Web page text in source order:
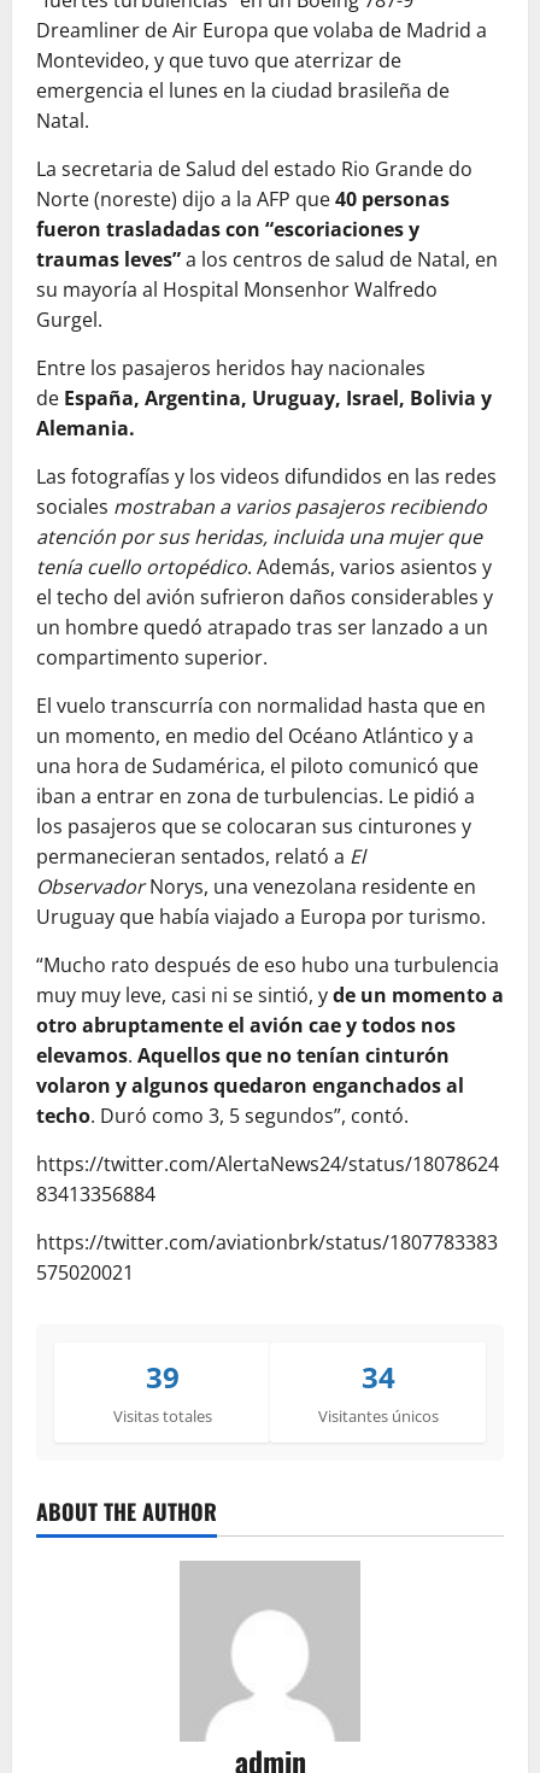
Dreamliner de Air Europa que volaba de Madrid a
Montevideo, y que tuvo que aterrizar de
emergencia el lunes en la ciudad brasileña de
Natal.
La secretaria de Salud del estado Rio Grande do
Norte (noreste) dijo a la AFP que40 personas
fueron trasladadas con “escoriaciones y
traumas leves”a los centros de salud de Natal, en
su mayoría al Hospital Monsenhor Walfredo
Gurgel.
Entre los pasajeros heridos hay nacionales
de España, Argentina, Uruguay, Israel, Bolivia y
Alemania.
Las fotografías y los videos difundidos en las redes
sociales mostraban a varios pasajeros recibiendo
atención por sus heridas, incluida una mujer que
tenía cuello ortopédico. Además, varios asientos y
el techo del avión sufrieron daños considerables y
un hombre quedó atrapado tras ser lanzado a un
compartimento superior.
El vuelo transcurría con normalidad hasta que en
un momento, en medio del Océano Atlántico y a
una hora de Sudamérica, el piloto comunicó que
iban a entrar en zona de turbulencias. Le pidió a
los pasajeros que se colocaran sus cinturones y
permanecieran sentados, relató a El
ObservadorNorys, una venezolana residente en
Uruguay que había viajado a Europa por turismo.
“Mucho rato después de eso hubo una turbulencia
muy muy leve, casi ni se sintió, yde un momento a
otro abruptamente el avión cae y todos nos
elevamos. Aquellos que no tenían cinturón
volaron y algunos quedaron enganchados al
techo. Duró como 3, 5 segundos”, contó.
https://twitter.com/AlertaNews24/status/18078624
83413356884
https://twitter.com/aviationbrk/status/1807783383
575020021
39
Visitas totales
34
Visitantes únicos
ABOUT THE AUTHOR
admin